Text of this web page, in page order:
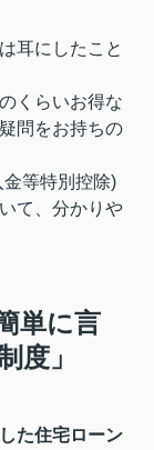
耳にしたこと
くらいお得な
問をお持ちの
等特別控除)
て、分かりや
単に言
度」
た住宅ローン